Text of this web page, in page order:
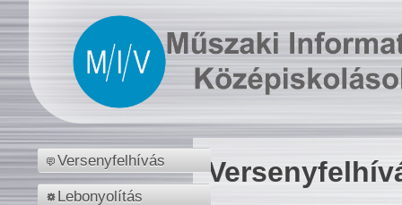
Versenyfelhívás
Lebonyolítás